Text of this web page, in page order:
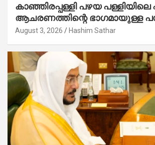
കാഞ്ഞിരപ്പള്ളി പഴയ
ആചരണത്തിന്റെ ഭാഗമായുള്ള
കാൽനാട്ട് കർമ്മം ആർച്ച് പ്രീസ്റ്റ്
August 3, 2026 Hashim Sathar